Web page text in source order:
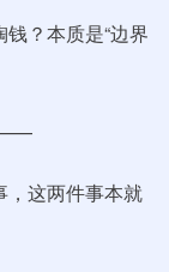
？本质是“边界
，这两件事本就